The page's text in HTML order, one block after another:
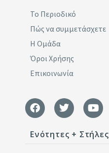
Το Περιοδικό
Πώς να συμμετάσχετε
Η Ομάδα
Όροι Χρήσης
Επικοινωνία
Ενότητες + Στήλες